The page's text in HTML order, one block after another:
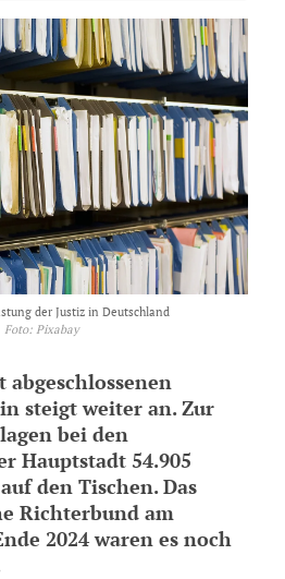
der Justiz in Deutschland
Foto: Pixabay
steigt weiter an. Zur
bei den
Hauptstadt 54.905
den Tischen. Das
Richterbund am
2024 waren es noch